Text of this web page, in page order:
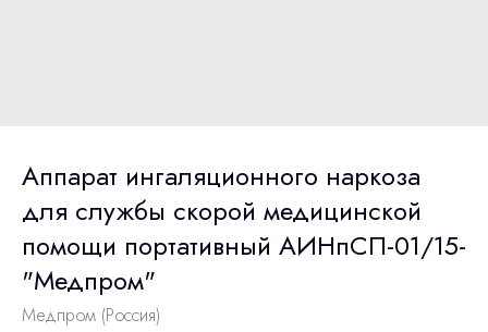
Аппарат ингаляционного наркоза
для службы скорой медицинской
помощи портативный АИНпСП-01/15-
"Медпром"
Медпром (Россия)